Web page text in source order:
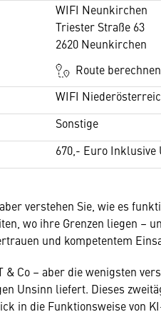
WIFI Neunkirchen
Triester Straße 63
2620 Neunkirchen
Route berechnen
WIFI
Sonstige
670,- Euro Inklusive
verstehen Sie, wie es
wo ihre Grenzen liegen –
und kompetentem
& Co – aber die wenigsten
Unsinn liefert. Dieses
in die Funktionsweise von